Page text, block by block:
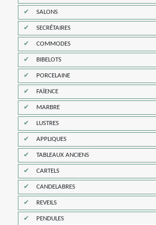
SALONS
SECRÉTAIRES
COMMODES
BIBELOTS
PORCELAINE
FAÏENCE
MARBRE
LUSTRES
APPLIQUES
TABLEAUX ANCIENS
CARTELS
CANDELABRES
REVEILS
PENDULES